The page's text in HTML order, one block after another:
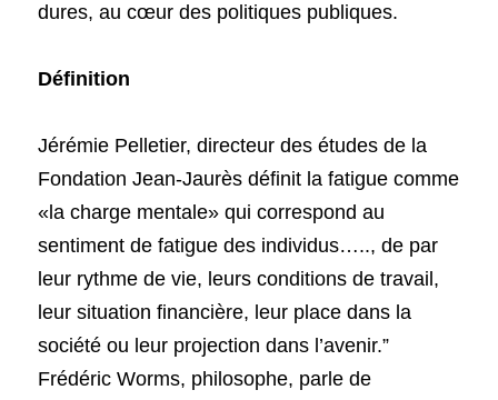
dures, au cœur des politiques publiques.
Définition
Jérémie Pelletier, directeur des études de la
Fondation Jean-Jaurès définit la fatigue comme
«la charge mentale» qui correspond au
sentiment de fatigue des individus….., de par
leur rythme de vie, leurs conditions de travail,
leur situation financière, leur place dans la
société ou leur projection dans l’avenir.”
Frédéric Worms, philosophe, parle de